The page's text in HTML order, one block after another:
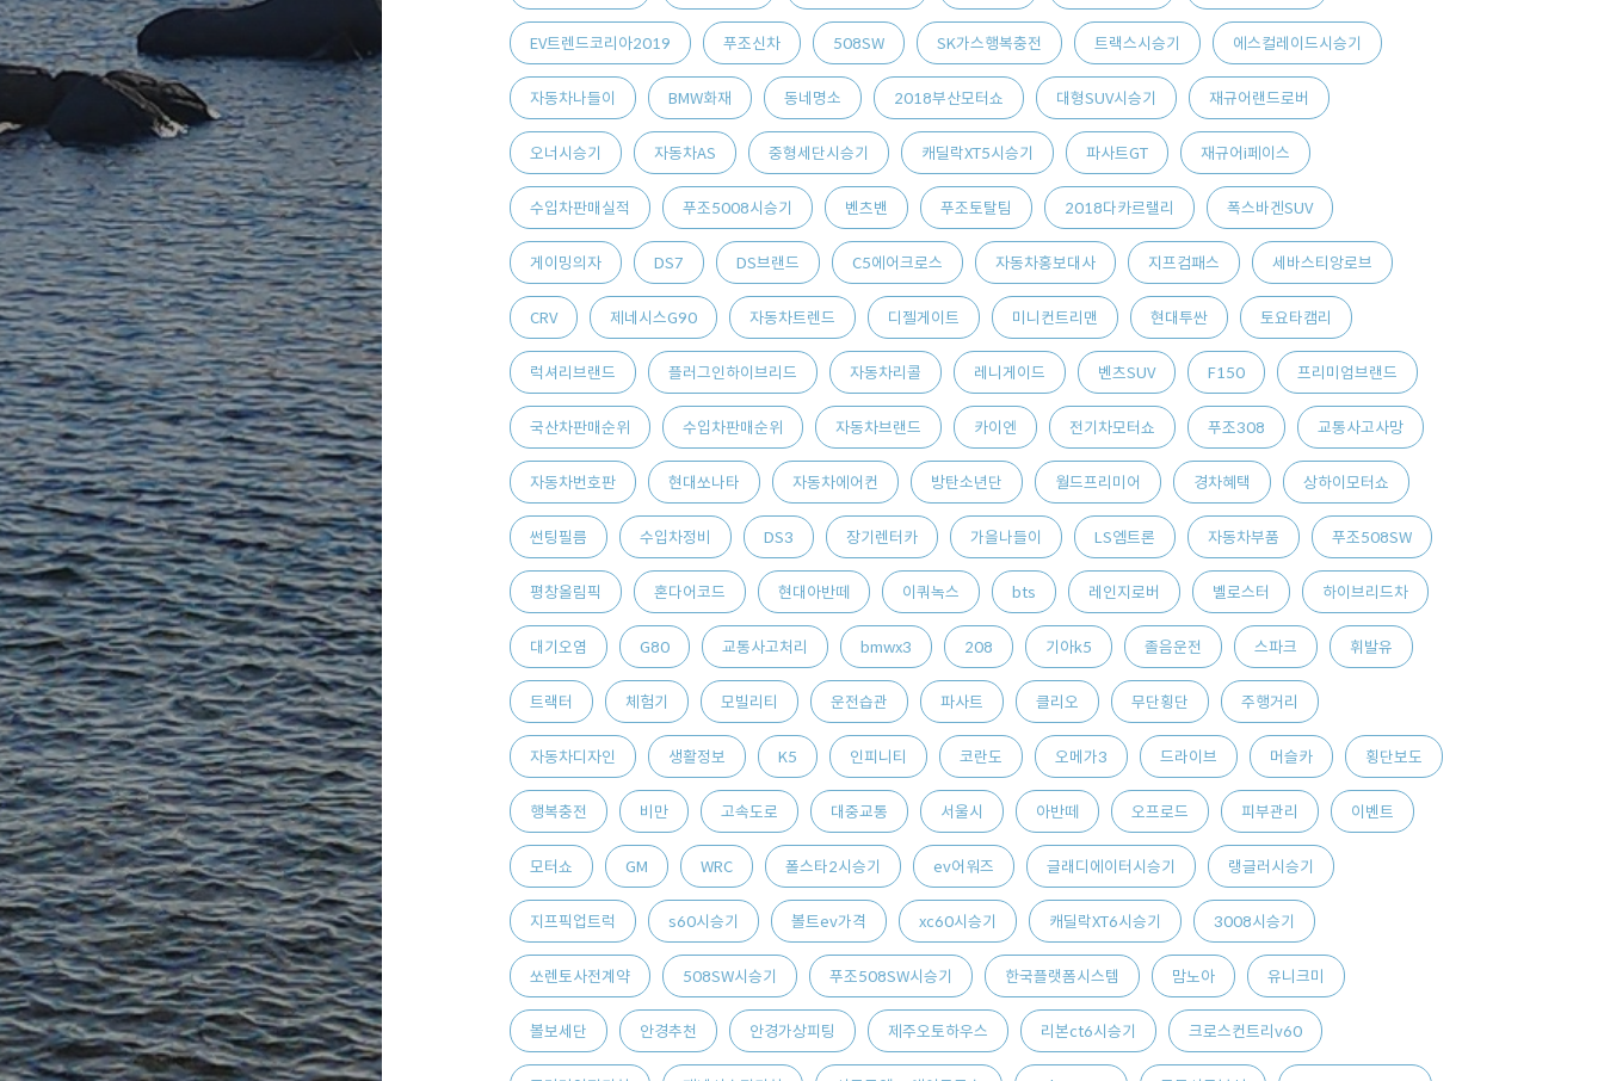
EV트렌드코리아2019 푸조신차 508SW SK가스행복충전 트랙스시승기 에스컬레이드시승기
자동차나들이 BMW화재 동네명소 2018부산모터쇼 대형SUV시승기 재규어랜드로버
오너시승기 자동차AS 중형세단시승기 캐딜락XT5시승기 파사트GT 재규어i페이스
수입차판매실적 푸조5008시승기 벤츠밴 푸조토탈팀 2018다카르랠리 폭스바겐SUV
게이밍의자 DS7 DS브랜드 C5에어크로스 자동차홍보대사 지프컴패스 세바스티앙로브
CRV 제네시스G90 자동차트렌드 디젤게이트 미니컨트리맨 현대투싼 토요타캠리
럭셔리브랜드 플러그인하이브리드 자동차리콜 레니게이드 벤츠SUV F150 프리미엄브랜드
국산차판매순위 수입차판매순위 자동차브랜드 카이엔 전기차모터쇼 푸조308 교통사고사망
자동차번호판 현대쏘나타 자동차에어컨 방탄소년단 월드프리미어 경차혜택 상하이모터쇼
썬팅필름 수입차정비 DS3 장기렌터카 가을나들이 LS엠트론 자동차부품 푸조508SW
평창올림픽 혼다어코드 현대아반떼 이쿼녹스 bts 레인지로버 벨로스터 하이브리드차
대기오염 G80 교통사고처리 bmwx3 208 기아k5 졸음운전 스파크 휘발유
트랙터 체험기 모빌리티 운전습관 파사트 클리오 무단횡단 주행거리
자동차디자인 생활정보 K5 인피니티 코란도 오메가3 드라이브 머슬카 횡단보도
행복충전 비만 고속도로 대중교통 서울시 아반떼 오프로드 피부관리 이벤트
모터쇼 GM WRC 폴스타2시승기 ev어워즈 글래디에이터시승기 랭글러시승기
지프픽업트럭 s60시승기 볼트ev가격 xc60시승기 캐딜락XT6시승기 3008시승기
쏘렌토사전계약 508SW시승기 푸조508SW시승기 한국플랫폼시스템 맘노아 유니크미
볼보세단 안경추천 안경가상피팅 제주오토하우스 리본ct6시승기 크로스컨트리v60